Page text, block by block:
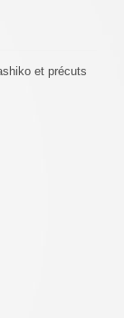
et précuts